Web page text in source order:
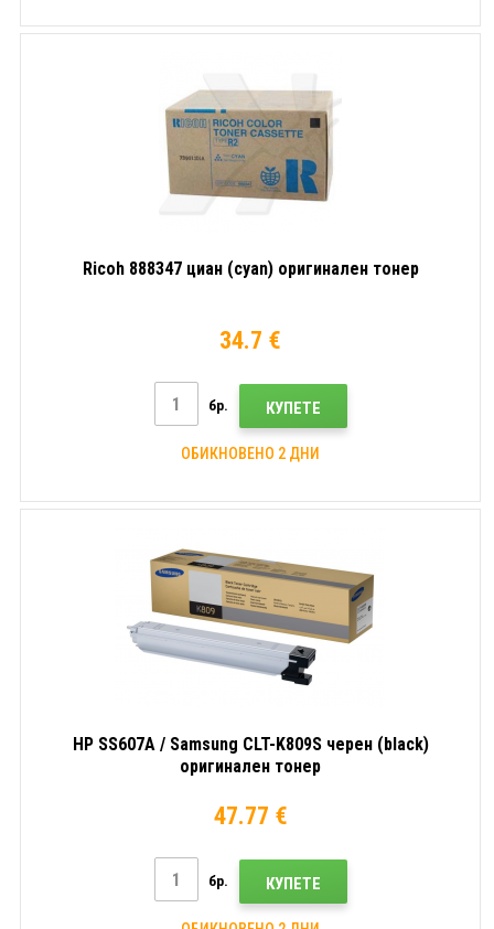
Ricoh 888347 циан (cyan) оригинален тонер
34.7 €
бр. КУПЕТЕ
ОБИКНОВЕНО 2 ДНИ
HP SS607A / Samsung CLT-K809S черен (black)
оригинален тонер
47.77 €
бр. КУПЕТЕ